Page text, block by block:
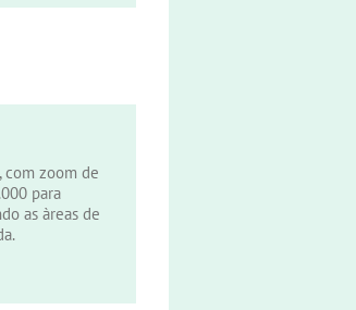
com zoom de
para
as àreas de